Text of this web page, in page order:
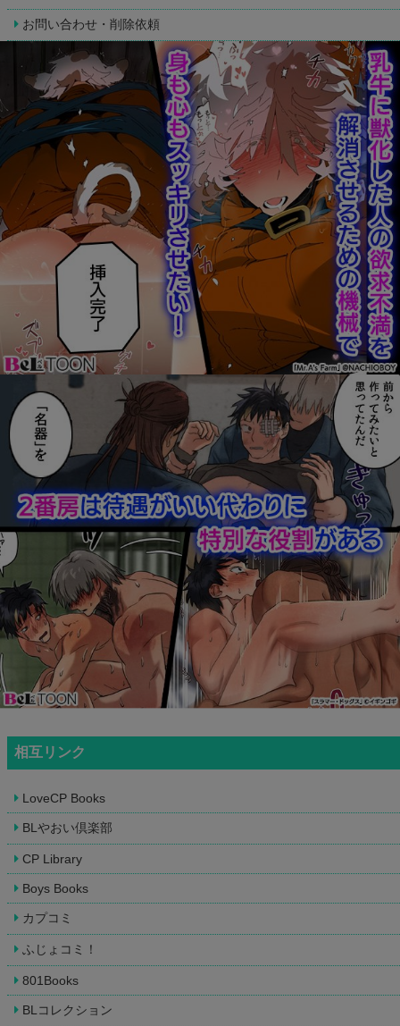
お問い合わせ・削除依頼
相互リンク
LoveCP Books
BLやおい倶楽部
CP Library
Boys Books
カプコミ
ふじょコミ！
801Books
BLコレクション